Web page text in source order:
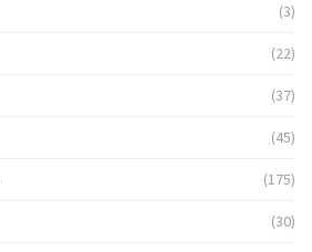
(3)
(22)
(37)
(45)
(175)
(30)